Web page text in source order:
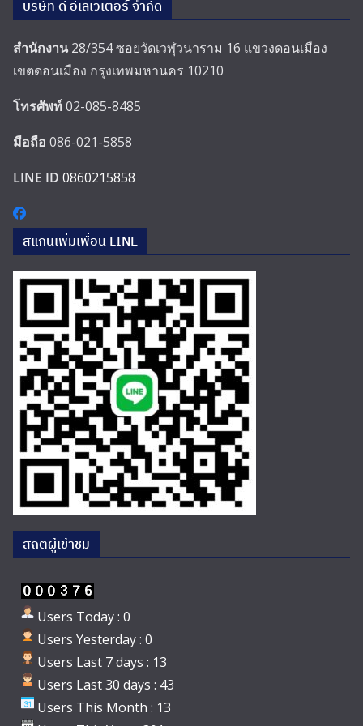
บริษัท ดี อีเลเวเตอร์ จำกัด
สำนักงาน28/354 ซอยวัดเวฬุวนาราม 16 แขวงดอนเมือง
เขตดอนเมือง กรุงเทพมหานคร 10210
โทรศัพท์02-085-8485
มือถือ 086-021-5858
LINE ID 0860215858
สแกนเพิ่มเพื่อน LINE
สถิติผู้เข้าชม
Users Today : 0
Users Yesterday : 0
Users Last 7 days : 13
Users Last 30 days : 43
Users This Month : 13